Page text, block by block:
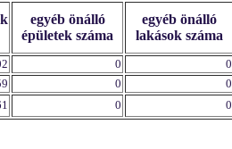
egyéb önálló
épületek száma
egyéb önálló
lakások száma
0
0
0 0
0 0